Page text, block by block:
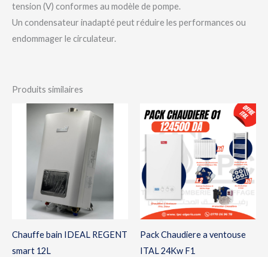
tension (V) conformes au modèle de pompe.
Un condensateur inadapté peut réduire les performances ou
endommager le circulateur.
Produits similaires
Chauffe bain IDEAL REGENT
smart 12L
Pack Chaudiere a ventouse
ITAL 24Kw F1